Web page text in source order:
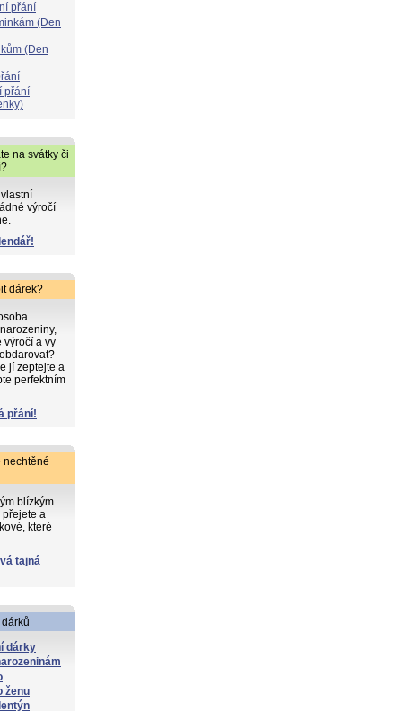
přání
(Den
(Den
přání
na svátky či
výročí
dárek?
výročí a vy
jí zeptejte a
perfektním
přání!
nechtěné
blízkým
přejete a
které
tajná
dárky
ženu